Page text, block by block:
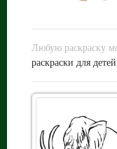
Любую раскраску
раскраски для